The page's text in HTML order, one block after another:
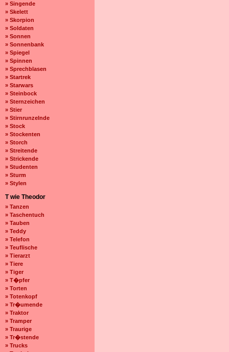
» Singende
» Skelett
» Skorpion
» Soldaten
» Sonnen
» Sonnenbank
» Spiegel
» Spinnen
» Sprechblasen
» Startrek
» Starwars
» Steinbock
» Sternzeichen
» Stier
» Stirnrunzelnde
» Stock
» Stockenten
» Storch
» Streitende
» Strickende
» Studenten
» Sturm
» Stylen
T wie Theodor
» Tanzen
» Taschentuch
» Tauben
» Teddy
» Telefon
» Teuflische
» Tierarzt
» Tiere
» Tiger
» T�pfer
» Torten
» Totenkopf
» Tr�umende
» Traktor
» Tramper
» Traurige
» Tr�stende
» Trucks